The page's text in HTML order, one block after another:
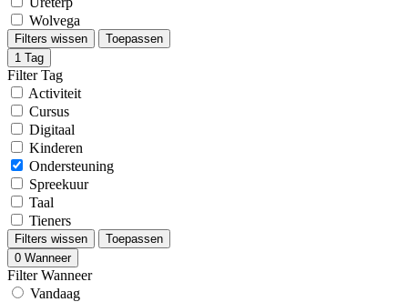
Wolvega
Filters wissen
Toepassen
1 Tag
Filter Tag
Activiteit
Cursus
Digitaal
Kinderen
Ondersteuning
Spreekuur
Taal
Tieners
Filters wissen
Toepassen
0 Wanneer
Filter Wanneer
Vandaag